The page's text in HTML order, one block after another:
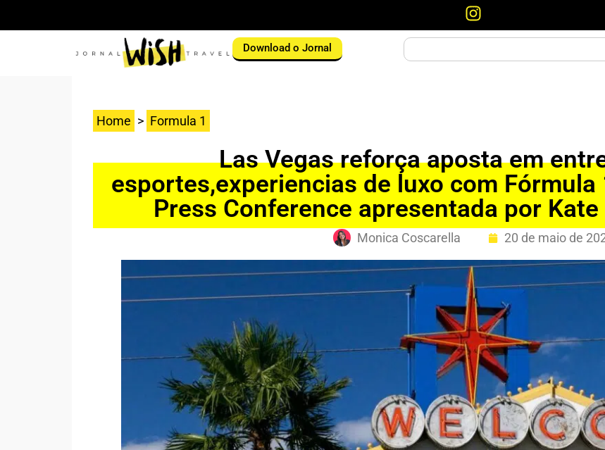
Download o Jornal
Home > Formula 1
Las Vegas reforça aposta em
esportes,experiencias de luxo com
Press Conference apresentada por
Monica Coscarella 20 de maio de